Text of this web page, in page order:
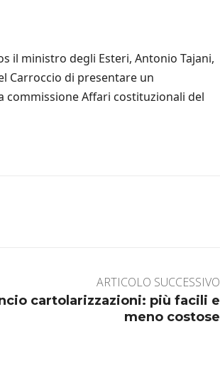
il ministro degli Esteri, Antonio Tajani,
Carroccio di presentare un
commissione Affari costituzionali del
ARTICOLO SUCCESSIVO
cartolarizzazioni: più facili e
meno costose